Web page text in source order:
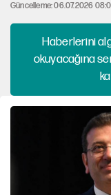
Güncelleme: 06.07.2026
Haberlerini
okuyacağına